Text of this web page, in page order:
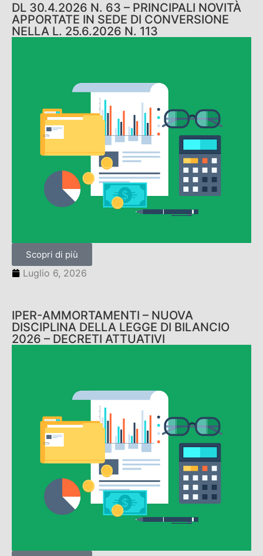
DL 30.4.2026 N. 63 – PRINCIPALI NOVITÀ
APPORTATE IN SEDE DI CONVERSIONE
NELLA L. 25.6.2026 N. 113
Scopri di più
Luglio 6, 2026
IPER-AMMORTAMENTI – NUOVA
DISCIPLINA DELLA LEGGE DI BILANCIO
2026 – DECRETI ATTUATIVI